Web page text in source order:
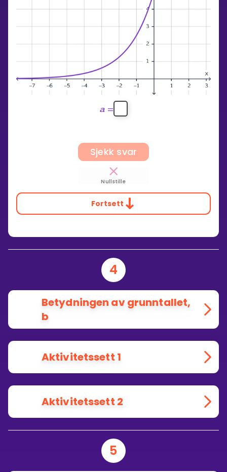
a =
Sjekk svar
Nullstille
Fortsett
4
Betydningen av grunntallet,
b
Aktivitetssett 1
Aktivitetssett 2
5